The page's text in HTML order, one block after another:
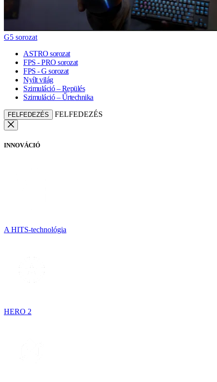
G5 sorozat
ASTRO sorozat
FPS - PRO sorozat
FPS - G sorozat
Nyílt világ
Szimuláció – Repülés
Szimuláció – Űrtechnika
FELFEDEZÉS FELFEDEZÉS
INNOVÁCIÓ
A HITS-technológia
HERO 2